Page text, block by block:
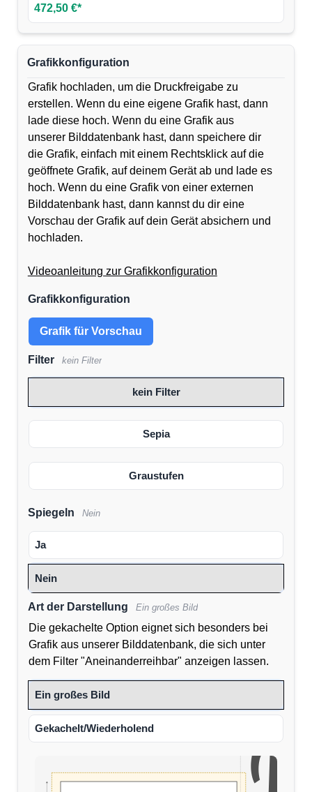
472,50 €*
Grafikkonfiguration
Grafik hochladen, um die Druckfreigabe zu
erstellen. Wenn du eine eigene Grafik hast, dann
lade diese hoch. Wenn du eine Grafik aus
unserer Bilddatenbank hast, dann speichere dir
die Grafik, einfach mit einem Rechtsklick auf die
geöffnete Grafik, auf deinem Gerät ab und lade es
hoch. Wenn du eine Grafik von einer externen
Bilddatenbank hast, dann kannst du dir eine
Vorschau der Grafik auf dein Gerät absichern und
hochladen.
Videoanleitung zur Grafikkonfiguration
Grafikkonfiguration
Grafik für Vorschau
Filter kein Filter
kein Filter
Sepia
Graustufen
Spiegeln Nein
Ja
Nein
Art der Darstellung Ein großes Bild
Die gekachelte Option eignet sich besonders bei
Grafik aus unserer Bilddatenbank, die sich unter
dem Filter "Aneinanderreihbar" anzeigen lassen.
Ein großes Bild
Gekachelt/Wiederholend